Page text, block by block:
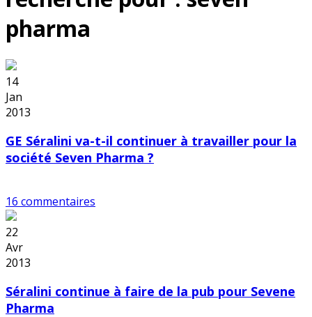
pharma
14
Jan
2013
GE Séralini va-t-il continuer à travailler pour la
société Seven Pharma ?
16 commentaires
22
Avr
2013
Séralini continue à faire de la pub pour Sevene
Pharma